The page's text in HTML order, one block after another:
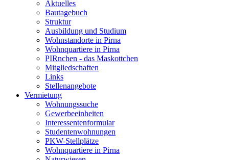
Aktuelles
Bautagebuch
Struktur
Ausbildung und Studium
Wohnstandorte in Pirna
Wohnquartiere in Pirna
PIRnchen - das Maskottchen
Mitgliedschaften
Links
Stellenangebote
Vermietung
Wohnungssuche
Gewerbeeinheiten
Interessentenformular
Studentenwohnungen
PKW-Stellplätze
Wohnquartiere in Pirna